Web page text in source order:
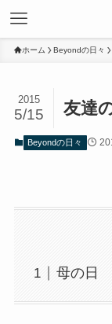
ホーム Beyondの日々
友達
2015
5/15
Beyondの日々
母の日